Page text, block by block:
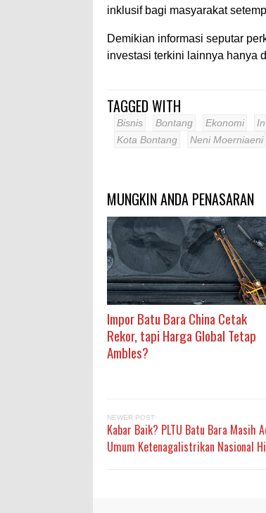
inklusif bagi masyarakat
Demikian informasi seputar
investasi terkini lainnya hanya
TAGGED WITH
Bisnis Bontang Ekonomi
Kota Bontang
Neni Moerniaeni
MUNGKIN ANDA PENASARAN
Impor Batu Bara China Cetak
Rekor, tapi Harga Global Tetap
Ambles?
NEWER POST
Kabar Baik? PLTU Batu Bara Masih
Umum Ketenagalistrikan Nasional